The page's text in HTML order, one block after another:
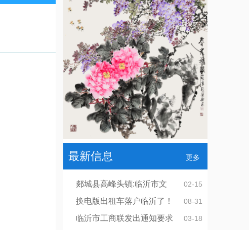
更多
最新信息
02-15
郯城县高峰头镇:临沂市文
08-31
换电版出租车落户临沂了！
03-18
临沂市工商联发出通知要求